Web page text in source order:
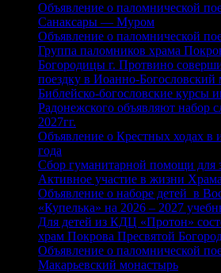
Объявление о паломнической
Санаксары — Муром
Объявление о паломнической
Группа паломников храма
Богородицы г. Протвино
поездку в Иоанно-
Библейско-богословские курсы
Радонежского объявляют набор
2027гг.
Объявление о Крестных ходах в
года
Сбор гуманитарной помощи
Активное участие в жизни Храма
Объявление о наборе детей в
«Купелька» на 2026 – 2027
Для детей из КДЦ «Протон»
храм Покрова Пресвятой
Объявление о паломнической
Макарьевский монастырь